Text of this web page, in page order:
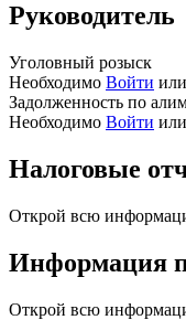
Руководитель
Уголовный розыск
Необходимо Войти или
Задолженность по
Необходимо Войти или
Налоговые
Открой всю
Информация
Открой всю